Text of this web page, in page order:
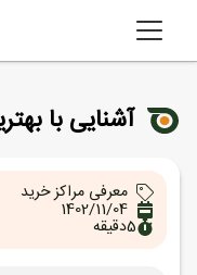
آشنایی با
معرفی مراکز خرید
1402/11/04
5دقیقه